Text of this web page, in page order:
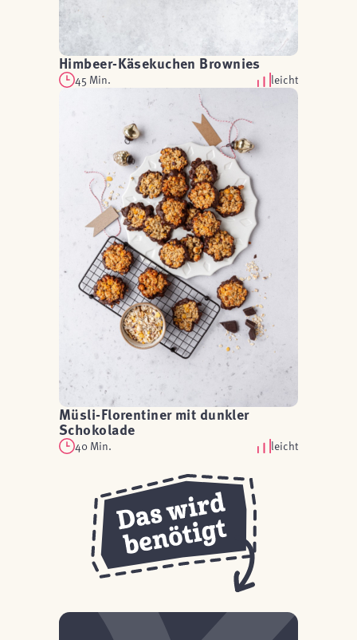
Himbeer-Käsekuchen Brownies
45 Min. leicht
Müsli-Florentiner mit dunkler
Schokolade
40 Min. leicht